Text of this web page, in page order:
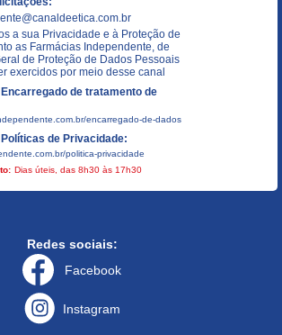
a sua Privacidade e à Proteção de
as Farmácias Independente, de
de Proteção de Dados Pessoais
exercidos por meio desse canal
de tratamento de
encarregado-de-dados
de Privacidade:
politica-privacidade
Dias úteis, das 8h30 às 17h30
Redes sociais:
Facebook
Instagram